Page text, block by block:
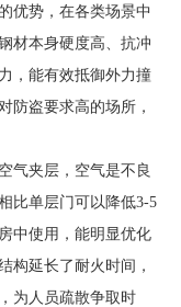
优势，在各类场景中
材本身硬度高、抗冲
，能有效抵御外力撞
防盗要求高的场所，
气夹层，空气是不良
比单层门可以降低3-5
中使用，能明显优化
构延长了耐火时间，
为人员疏散争取时